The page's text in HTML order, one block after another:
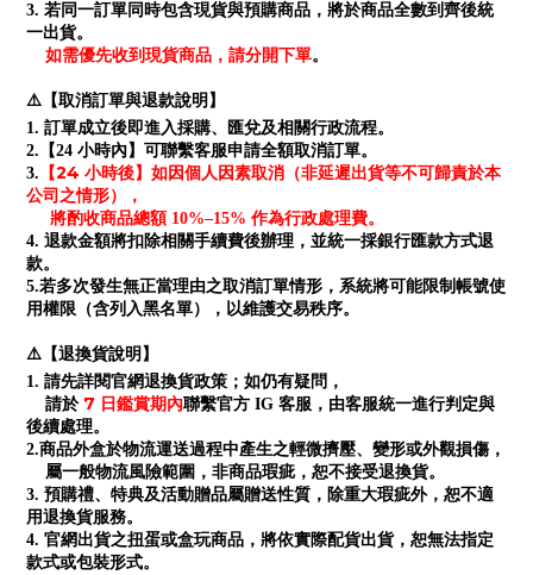
3. 若同一訂單同時包含現貨與預購商品，將於商品全數到齊後統
一出貨。
如需優先收到現貨商品，請分開下單。
⚠️【取消訂單與退款說明】
1. 訂單成立後即進入採購、匯兌及相關行政流程。
2.【24 小時內】可聯繫客服申請全額取消訂單。
3.
【24 小時後】如因個人因素取消（非延遲出貨等不可歸責於本
公司之情形），
將酌收商品總額 10%–15% 作為行政處理費。
4. 退款金額將扣除相關手續費後辦理，並統一採銀行匯款方式退
款。
5.若多次發生無正當理由之取消訂單情形，系統將可能限制帳號使
用權限（含列入黑名單），以維護交易秩序。
⚠️【退換貨說明】
1. 請先詳閱官網退換貨政策；如仍有疑問，
請於 7 日鑑賞期內聯繫官方 IG 客服，由客服統一進行判定與
後續處理。
2.商品外盒於物流運送過程中產生之輕微擠壓、變形或外觀損傷，
屬一般物流風險範圍，非商品瑕疵，恕不接受退換貨。
3. 預購禮、特典及活動贈品屬贈送性質，除重大瑕疵外，恕不適
用退換貨服務。
4. 官網出貨之扭蛋或盒玩商品，將依實際配貨出貨，恕無法指定
款式或包裝形式。